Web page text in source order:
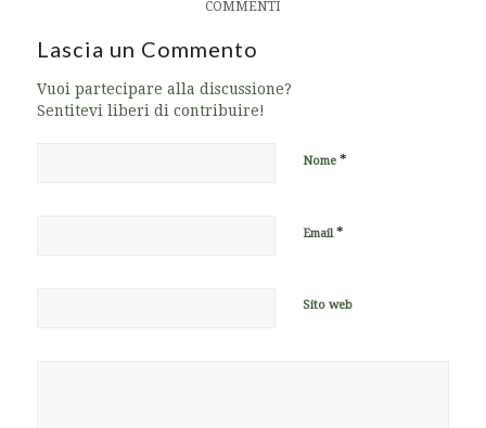
COMMENTI
Lascia un Commento
Vuoi partecipare alla discussione?
Sentitevi liberi di contribuire!
Nome *
Email*
Sito web